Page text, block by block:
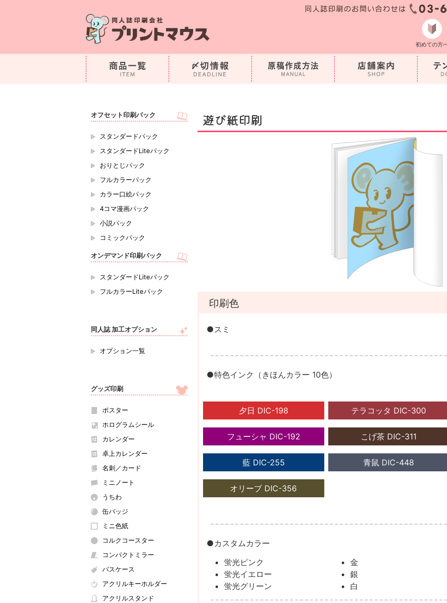
初めての方
オフセット印刷パック
スタンダードパック
スタンダードLiteパック
おりとじパック
フルカラーパック
カラー口絵パック
4コマ漫画パック
小説パック
コミックパック
オンデマンド印刷パック
スタンダードLiteパック
フルカラーLiteパック
同人誌 加工オプション
オプション一覧
グッズ印刷
ポスター
ホログラムシール
カレンダー
卓上カレンダー
名刺／カード
ミニノート
うちわ
缶バッジ
ミニ色紙
コルクコースター
コンパクトミラー
パスケース
アクリルキーホルダー
アクリルスタンド
遊び紙印刷
印刷色
●スミ
●特色インク（きほんカラー 10色）
夕日 DIC-198 テラコッタ DIC-300
フューシャ DIC-192 こげ茶 DIC-311
藍 DIC-255 青鼠 DIC-448
オリーブ DIC-356
●カスタムカラー
蛍光ピンク
蛍光イエロー
蛍光グリーン
金
銀
白